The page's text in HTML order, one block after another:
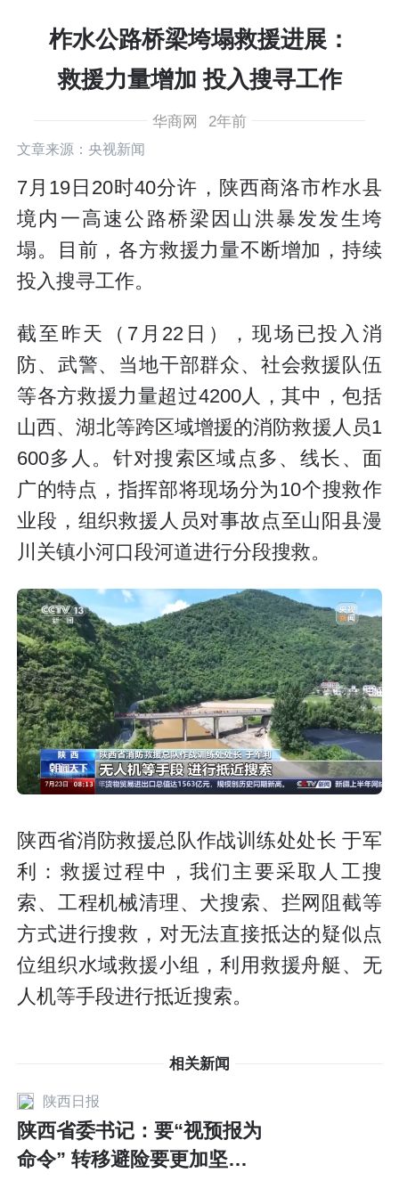
柞水公路桥梁垮塌救援进展：
救援力量增加 投入搜寻工作
华商网 2年前
文章来源：央视新闻
7月19日20时40分许，陕西商洛市柞水县
境内一高速公路桥梁因山洪暴发发生垮
塌。目前，各方救援力量不断增加，持续
投入搜寻工作。
截至昨天（7月22日），现场已投入消
防、武警、当地干部群众、社会救援队伍
等各方救援力量超过4200人，其中，包括
山西、湖北等跨区域增援的消防救援人员1
600多人。针对搜索区域点多、线长、面
广的特点，指挥部将现场分为10个搜救作
业段，组织救援人员对事故点至山阳县漫
川关镇小河口段河道进行分段搜救。
陕西省消防救援总队作战训练处处长 于军
利：救援过程中，我们主要采取人工搜
索、工程机械清理、犬搜索、拦网阻截等
方式进行搜救，对无法直接抵达的疑似点
位组织水域救援小组，利用救援舟艇、无
人机等手段进行抵近搜索。
相关新闻
陕西日报
陕西省委书记：要“视预报为
命令” 转移避险要更加坚决